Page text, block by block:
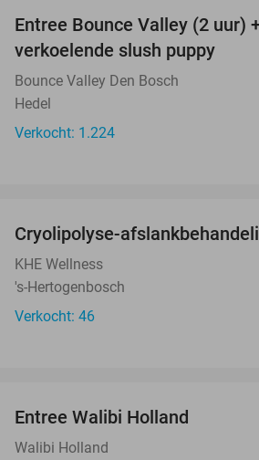
Entree Bounce Valley (2 uur)
verkoelende slush puppy
Bounce Valley Den Bosch
Hedel
Verkocht: 1.224
Cryolipolyse-
KHE Wellness
's-Hertogenbosch
Verkocht: 46
Entree Walibi Holland
Walibi Holland